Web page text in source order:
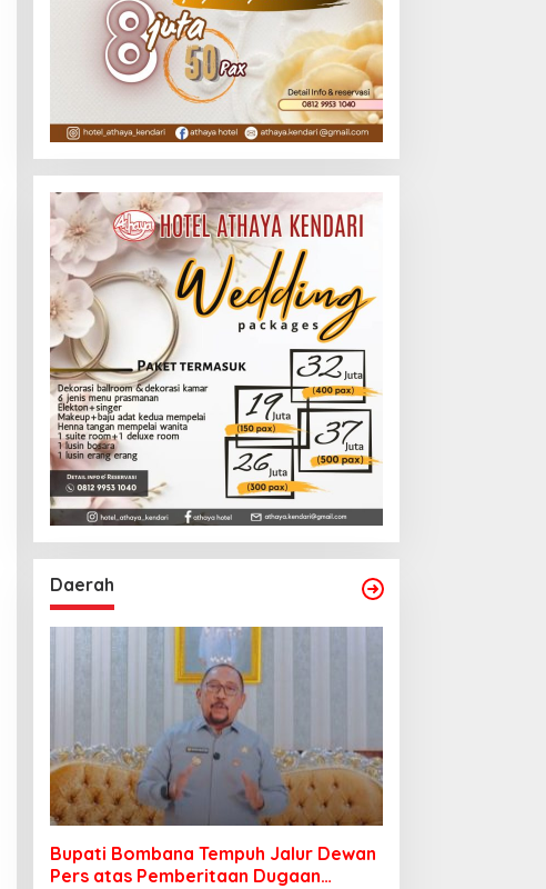
Daerah
Bupati Bombana Tempuh Jalur Dewan
Pers atas Pemberitaan Dugaan